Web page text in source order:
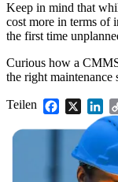
Keep in mind that
cost more in terms of
the first time
Curious how a
the right maintenance
Teilen Facebook
X